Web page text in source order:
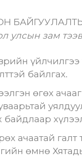
улсын зам
байлгах.
өгөх
ачаатай
өмнө